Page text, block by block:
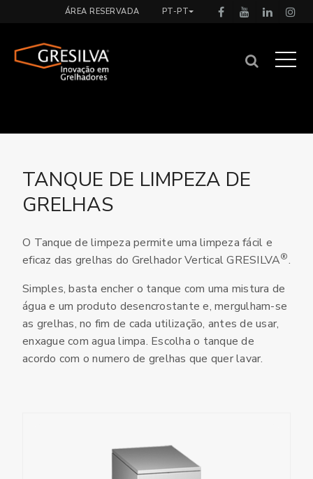
ÁREA RESERVADA PT-PT
TANQUE DE LIMPEZA DE
GRELHAS
O Tanque de limpeza permite uma limpeza fácil e
eficaz das grelhas do Grelhador Vertical GRESILVA®.
Simples, basta encher o tanque com uma mistura de
água e um produto desencrostante e, mergulham-se
as grelhas, no fim de cada utilização, antes de usar,
enxague com agua limpa. Escolha o tanque de
acordo com o numero de grelhas que quer lavar.